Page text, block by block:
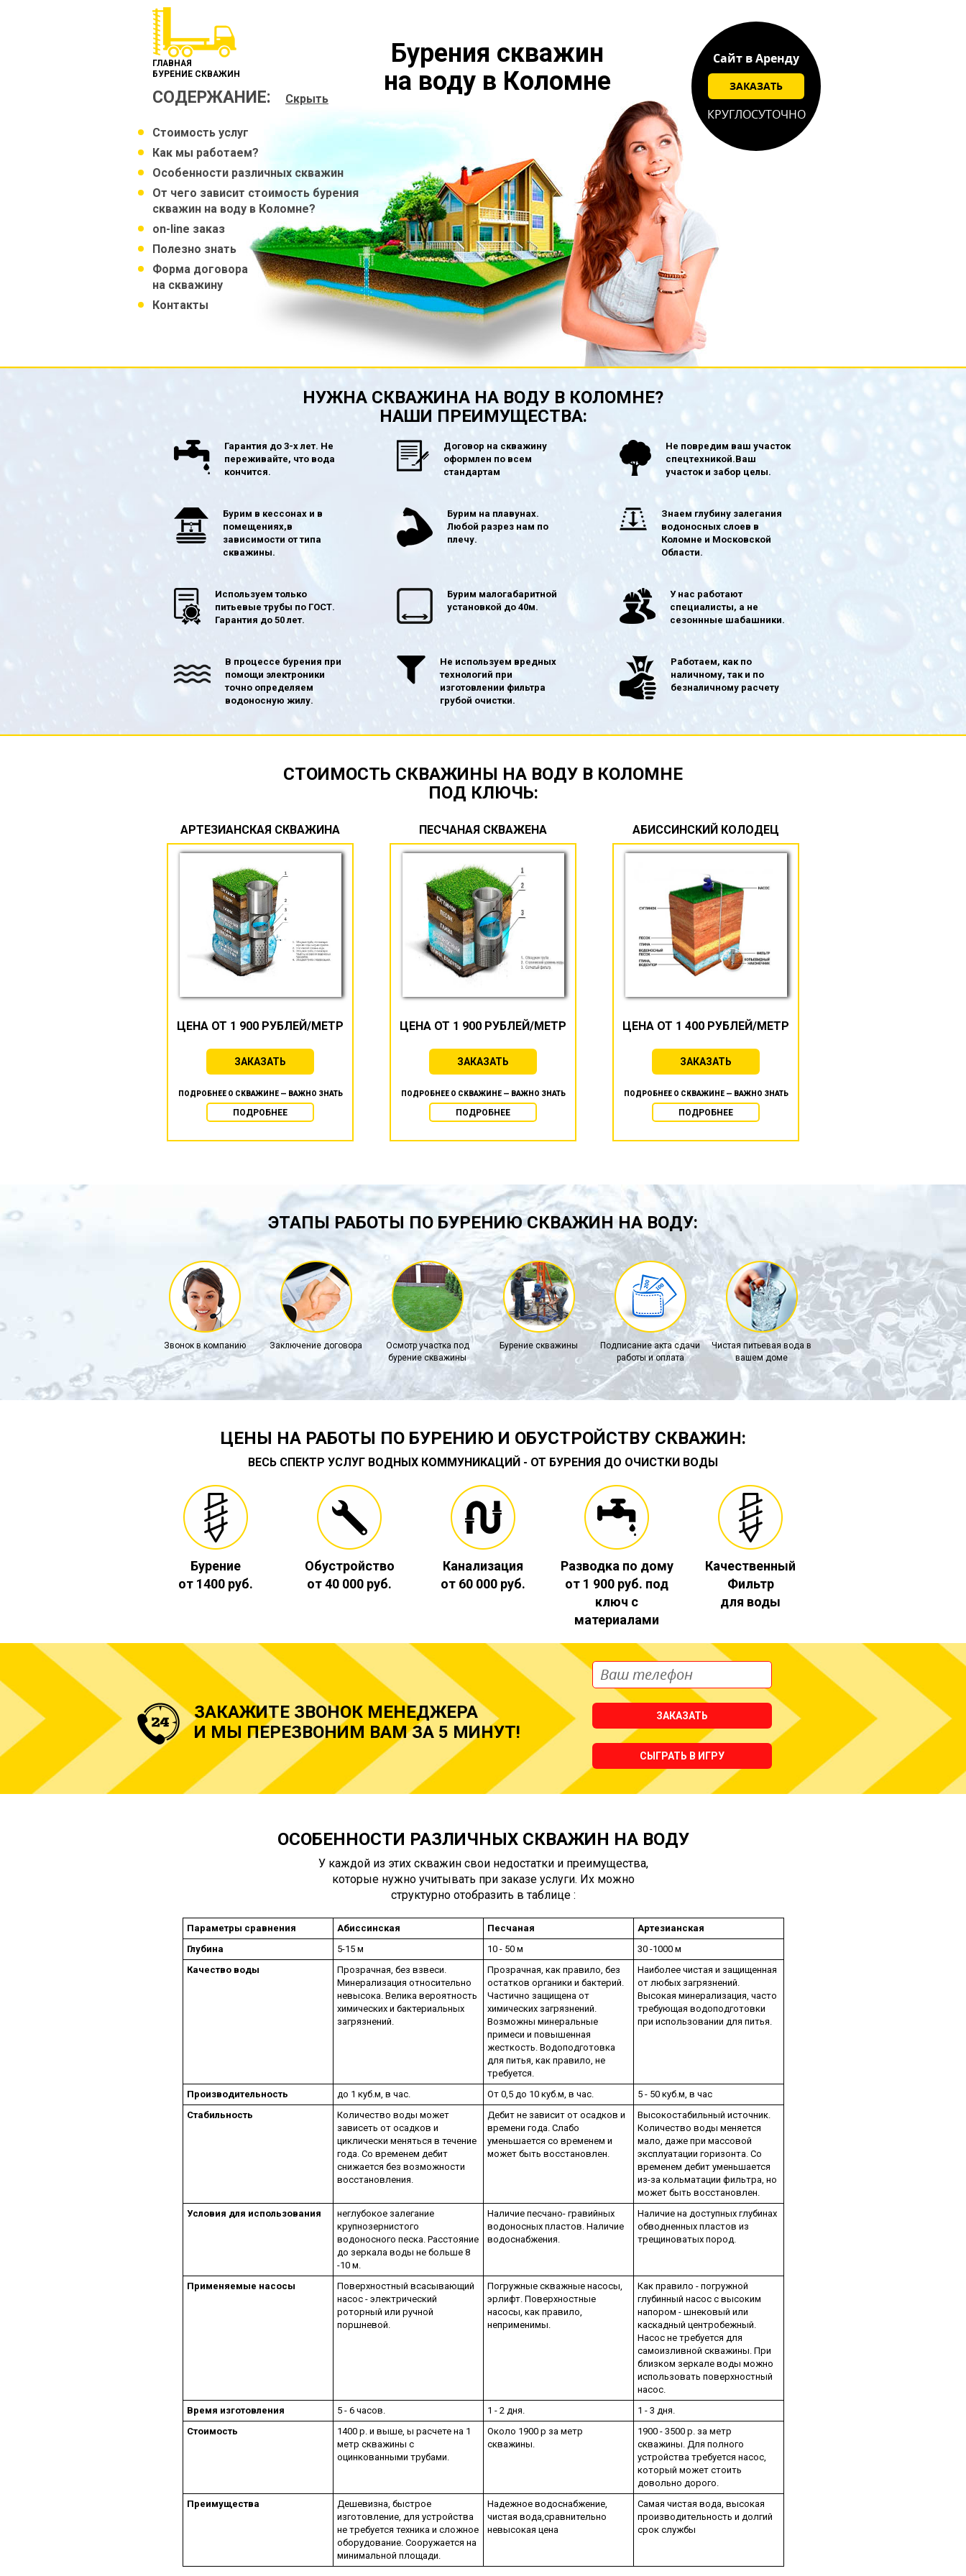
ГЛАВНАЯ
БУРЕНИЕ СКВАЖИН
Бурения скважин
на воду в Коломне
Сайт в Аренду
ЗАКАЗАТЬ
КРУГЛОСУТОЧНО
СОДЕРЖАНИЕ: Скрыть
Стоимость услуг
Как мы работаем?
Особенности различных скважин
От чего зависит стоимость бурения
скважин на воду в Коломне?
on-line заказ
Полезно знать
Форма договора
на скважину
Контакты
НУЖНА СКВАЖИНА НА ВОДУ В КОЛОМНЕ?
НАШИ ПРЕИМУЩЕСТВА:
Гарантия до 3-х лет. Не
переживайте, что вода
кончится.
Договор на скважину
оформлен по всем
стандартам
Не повредим ваш участок
спецтехникой.Ваш
участок и забор целы.
Бурим в кессонах и в
помещениях,в
зависимости от типа
скважины.
Бурим на плавунах.
Любой разрез нам по
плечу.
Знаем глубину залегания
водоносных слоев в
Коломне и Московской
Области.
Используем только
питьевые трубы по ГОСТ.
Гарантия до 50 лет.
Бурим малогабаритной
установкой до 40м.
У нас работают
специалисты, а не
сезоннные шабашники.
В процессе бурения при
помощи электроники
точно определяем
водоносную жилу.
Не используем вредных
технологий при
изготовлении фильтра
грубой очистки.
Работаем, как по
наличному, так и по
безналичному расчету
СТОИМОСТЬ СКВАЖИНЫ НА ВОДУ В КОЛОМНЕ
ПОД КЛЮЧЬ:
АРТЕЗИАНСКАЯ СКВАЖИНА
ЦЕНА ОТ 1 900 РУБЛЕЙ/МЕТР
ЗАКАЗАТЬ
ПОДРОБНЕЕ О СКВАЖИНЕ — ВАЖНО ЗНАТЬ
ПОДРОБНЕЕ
ПЕСЧАНАЯ СКВАЖЕНА
ЦЕНА ОТ 1 900 РУБЛЕЙ/МЕТР
ЗАКАЗАТЬ
ПОДРОБНЕЕ О СКВАЖИНЕ — ВАЖНО ЗНАТЬ
ПОДРОБНЕЕ
АБИССИНСКИЙ КОЛОДЕЦ
ЦЕНА ОТ 1 400 РУБЛЕЙ/МЕТР
ЗАКАЗАТЬ
ПОДРОБНЕЕ О СКВАЖИНЕ — ВАЖНО ЗНАТЬ
ПОДРОБНЕЕ
ЭТАПЫ РАБОТЫ ПО БУРЕНИЮ СКВАЖИН НА ВОДУ:
Звонок в компанию Заключение договора
Осмотр участка под
бурение скважины
Бурение скважины
Подписание акта сдачи
работы и оплата
Чистая питьевая вода в
вашем доме
ЦЕНЫ НА РАБОТЫ ПО БУРЕНИЮ И ОБУСТРОЙСТВУ СКВАЖИН:
ВЕСЬ СПЕКТР УСЛУГ ВОДНЫХ КОММУНИКАЦИЙ - ОТ БУРЕНИЯ ДО ОЧИСТКИ ВОДЫ
Бурение
от 1400 руб.
Обустройство
от 40 000 руб.
Канализация
от 60 000 руб.
Разводка по дому
от 1 900 руб. под
ключ с
материалами
Качественный
Фильтр
для воды
ЗАКАЖИТЕ ЗВОНОК МЕНЕДЖЕРА
И МЫ ПЕРЕЗВОНИМ ВАМ ЗА 5 МИНУТ!
ЗАКАЗАТЬ
СЫГРАТЬ В ИГРУ
ОСОБЕННОСТИ РАЗЛИЧНЫХ СКВАЖИН НА ВОДУ
У каждой из этих скважин свои недостатки и преимущества,
которые нужно учитывать при заказе услуги. Их можно
структурно отобразить в таблице :
Параметры сравнения Абиссинская Песчаная
Артезианская
Глубина
5-15 м 10 - 50 м
30 -1000 м
Качество воды
Прозрачная, без взвеси.
Минерализация относительно
невысока. Велика вероятность
химических и бактериальных
загрязнений.
Прозрачная, как правило, без
остатков органики и бактерий.
Частично защищена от
химических загрязнений.
Возможны минеральные
примеси и повышенная
жесткость. Водоподготовка
для питья, как правило, не
требуется.
Наиболее чистая и защищенная
от любых загрязнений.
Высокая минерализация, часто
требующая водоподготовки
при использовании для питья.
Производительность до 1 куб.м, в час. От 0,5 до 10 куб.м, в час.
5 - 50 куб.м, в час
Стабильность
Количество воды может
зависеть от осадков и
циклически меняться в течение
года. Со временем дебит
снижается без возможности
восстановления.
Дебит не зависит от осадков и
времени года. Слабо
уменьшается со временем и
может быть восстановлен.
Высокостабильный источник.
Количество воды меняется
мало, даже при массовой
эксплуатации горизонта. Со
временем дебит уменьшается
из-за кольматации фильтра, но
может быть восстановлен.
Условия для использования
неглубокое залегание
крупнозернистого
водоносного песка. Расстояние
до зеркала воды не больше 8
-10 м.
Наличие песчано- гравийных
водоносных пластов. Наличие
водоснабжения.
Наличие на доступных глубинах
обводненных пластов из
трещиноватых пород.
Применяемые насосы
Поверхностный всасывающий
насос - электрический
роторный или ручной
поршневой.
Погружные скважные насосы,
эрлифт. Поверхностные
насосы, как правило,
неприменимы.
Как правило - погружной
глубинный насос с высоким
напором - шнековый или
каскадный центробежный.
Насос не требуется для
самоизливной скважины. При
близком зеркале воды можно
использовать поверхностный
насос.
Время изготовления
5 - 6 часов. 1 - 2 дня.
1 - 3 дня.
Стоимость
1400 р. и выше, ы расчете на 1
метр скважины с
оцинкованными трубами.
Около 1900 р за метр
скважины.
1900 - 3500 р. за метр
скважины. Для полного
устройства требуется насос,
который может стоить
довольно дорого.
Преимущества
Дешевизна, быстрое
изготовление, для устройства
не требуется техника и сложное
оборудование. Сооружается на
минимальной площади.
Надежное водоснабжение,
чистая вода,сравнительно
невысокая цена
Самая чистая вода, высокая
производительность и долгий
срок службы